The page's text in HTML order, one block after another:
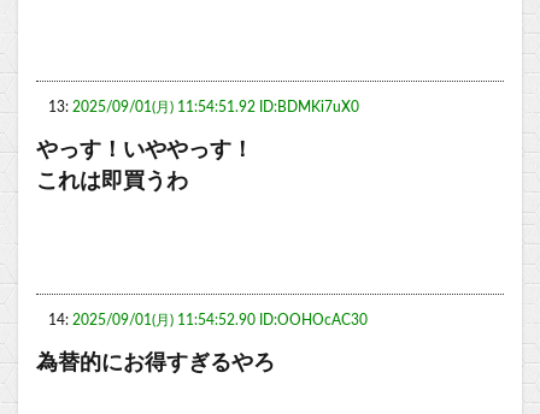
13: 2025/09/01(月) 11:54:51.92 ID:BDMKi7uX0
やっす！いややっす！
これは即買うわ
14: 2025/09/01(月) 11:54:52.90 ID:OOHOcAC30
為替的にお得すぎるやろ